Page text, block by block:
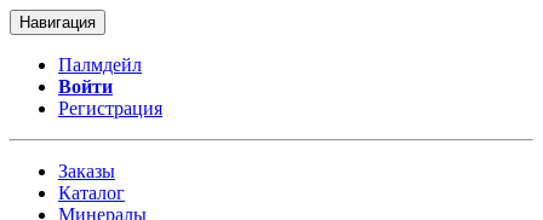
Навигация
Палмдейл
Войти
Регистрация
Заказы
Каталог
Минералы